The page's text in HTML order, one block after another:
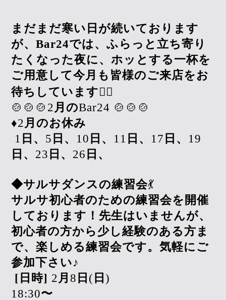
まだまだ寒い日が続いております
が、Bar24では、ふらっと立ち寄り
たくなった夜に、ホッとする一杯を
ご用意して今月も皆様のご来店をお
待ちしています🙇‍♀️
🍲🍲🍲2 月のBar24 🍲🍲🍲
♦︎2 月のお休み
1 日、 5 日、 10 日、 11 日、 17 日、 19
日、 23 日、 26 日、
◆サルサダンスの練習会💃
サルサ初心者のための練習会を開催
しております！先生はいませんが、
初心者の方から少し経験のある方ま
で、楽しめる練習会です。気軽にご
参加下さい♪
[日時] 2 月 8 日 ( 日 )
18:30〜